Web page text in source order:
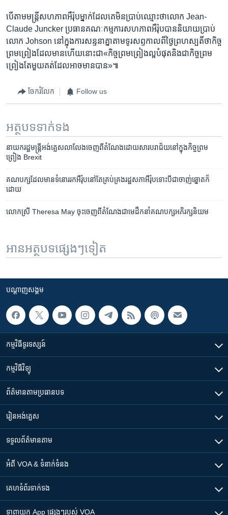
បើតាម​មន្ត្រី​សហភាពអឺរ៉ុប​ម្នាក់​ដែល​គេ​មិនប្រាប់ឈ្មោះ​ថាលោក​ Jean-
Claude Juncker ប្រធានគណៈកម្មការ​សហភាព​អឺរ៉ុបបាន​និយាយ​ប្រាប់
លោក Johson នៅ​ក្នុង​ការ​សន្ទនា​គ្នា​តាមទូរសព្ទ​កាលពីថ្ងៃ​ព្រហស្បតិ៍ថា​កិច្ច
ព្រមព្រៀង​ដែលមានហើយ​នោះជា«កិច្ចព្រមព្រៀង​ល្អបំផុតនិង​ជា​កិច្ចព្រម
ព្រៀង​តែ​មួយ​គត់​ដែលអាច​មាន​បាន»៕
ចែករំលែក Follow us
អត្ថបទ​ទាក់ទង
នាយករដ្ឋមន្រ្តី​អង់គ្លេស​លាលែង​ចេញ​ពី​តំណែង​ដោយសារ​បរាជ័យ​នៅ​ក្នុង​កិច្ច​ព្រម​
ព្រៀង​ Brexit
គណបក្ស​ដែល​មាន​ទំនោរ​រក​អឺរ៉ុប​នៅតែ​គ្រប់គ្រង​រដ្ឋសភា​អឺរ៉ុប​ទោះបីជា​ចាញ់​ឆ្នោត​ក៏​
ដោយ
លោក​ស្រី​ Theresa May ​ចុះ​ចេញ​ពី​តំណែង​ជា​មេដឹក​នាំ​គណបក្ស​អភិរក្ស​និយម​
អានអត្ថបទផ្សេងៗទៀត
បណ្តាញ​សង្គម
កម្មវិធី​ទូរទស្សន៍
កម្មវិធី​វិទ្យុ
ព័ត៌មាន​តាមប្រធានបទ​
រៀន​​អង់គ្លេស
ទទួល​ព័ត៌មាន​តាម
អំពី​ VOA & ទំនាក់ទំនង
គេហទំព័រ​​ទាក់ទង
ទាញយក​ App ផ្សេងៗ​របស់​ VOA